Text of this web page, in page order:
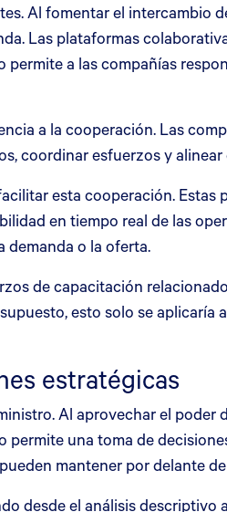
Al fomentar el intercambio
Las plataformas
a las compañías
a la cooperación. Las
coordinar esfuerzos y
esta cooperación.
en tiempo real de las
demanda o la oferta.
de capacitación
esto solo se
estratégicas
Al aprovechar el
una toma de
mantener por delante
desde el análisis